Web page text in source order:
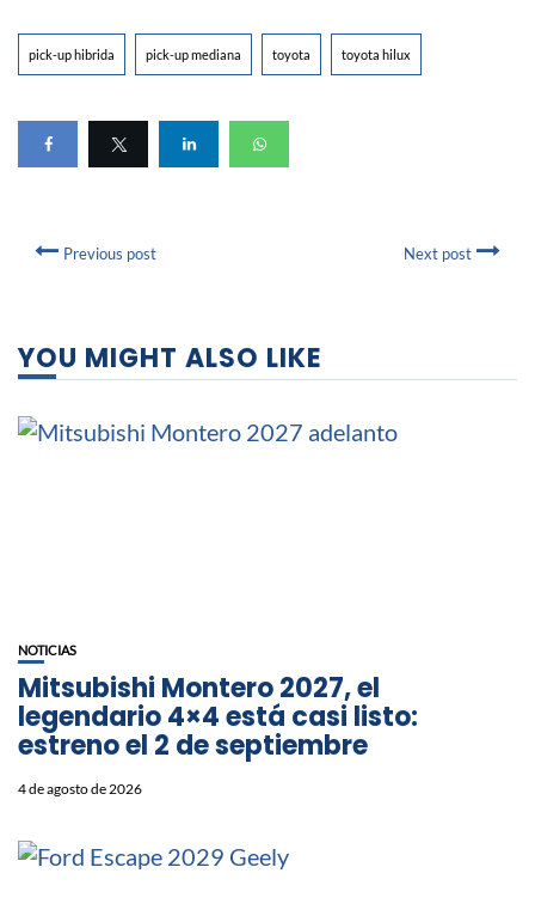
pick-up hibrida pick-up mediana toyota toyota hilux
Previous post Next post
YOU MIGHT ALSO LIKE
NOTICIAS
Mitsubishi Montero 2027, el
legendario 4×4 está casi listo:
estreno el 2 de septiembre
4 de agosto de 2026